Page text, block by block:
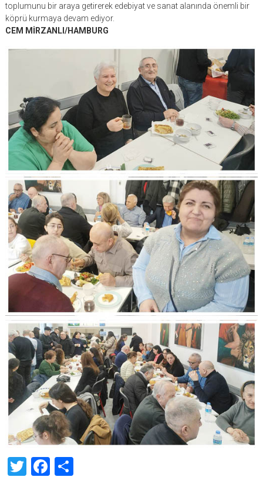
toplumunu bir araya getirerek edebiyat ve sanat alanında önemli bir
köprü kurmaya devam ediyor.
CEM MİRZANLI/HAMBURG
TwitterFacebook